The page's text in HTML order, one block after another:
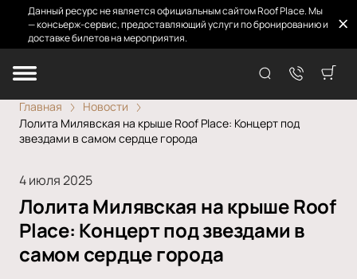
Данный ресурс не является официальным сайтом Roof Place. Мы
— консьерж-сервис, предоставляющий услуги по бронированию и
доставке билетов на мероприятия.
Главная
Новости
Лолита Милявская на крыше Roof Place: Концерт под
звездами в самом сердце города
4 июля 2025
Лолита Милявская на крыше Roof
Place: Концерт под звездами в
самом сердце города